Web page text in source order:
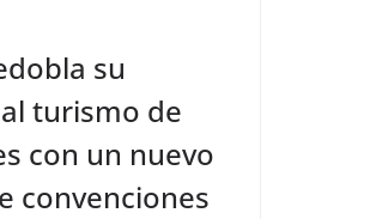
su
turismo de
con un nuevo
convenciones